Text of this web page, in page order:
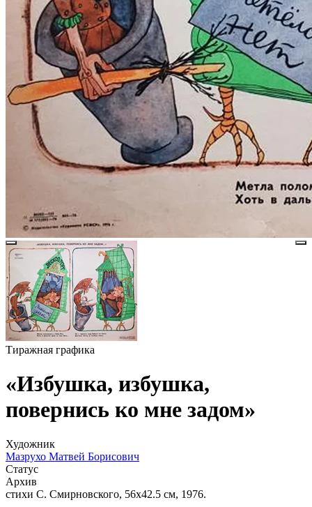
Тиражная графика
«Избушка, избушка,
повернись ко мне задом»
Художник
Мазрухо Матвей Борисович
Статус
Архив
стихи С. Смирновского, 56х42.5 см, 1976.